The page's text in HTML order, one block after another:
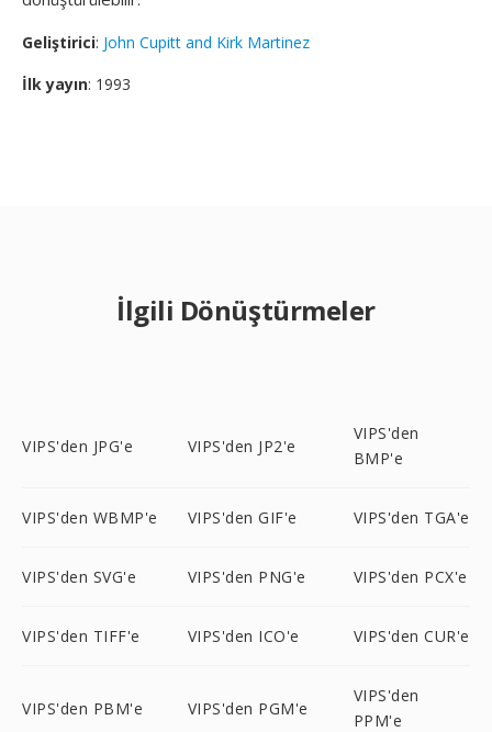
Geliştirici: John Cupitt and Kirk Martinez
İlk yayın: 1993
İlgili Dönüştürmeler
VIPS'den JPG'e VIPS'den JP2'e
VIPS'den
BMP'e
VIPS'den WBMP'e VIPS'den GIF'e VIPS'den TGA'e
VIPS'den SVG'e VIPS'den PNG'e VIPS'den PCX'e
VIPS'den TIFF'e VIPS'den ICO'e VIPS'den CUR'e
VIPS'den PBM'e VIPS'den PGM'e
VIPS'den
PPM'e